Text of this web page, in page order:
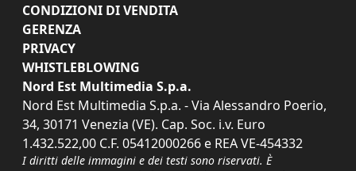
CONDIZIONI DI VENDITA
GERENZA
PRIVACY
WHISTLEBLOWING
Nord Est Multimedia S.p.a.
Nord Est Multimedia S.p.a. - Via Alessandro Poerio,
34, 30171 Venezia (VE). Cap. Soc. i.v. Euro
1.432.522,00 C.F. 05412000266 e REA VE-454332
I diritti delle immagini e dei testi sono riservati. È